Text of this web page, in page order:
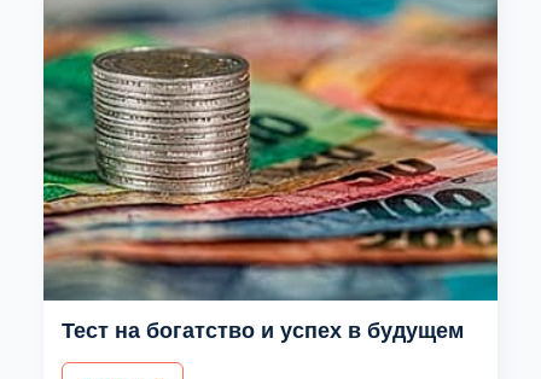
Тест на богатство и успех в будущем